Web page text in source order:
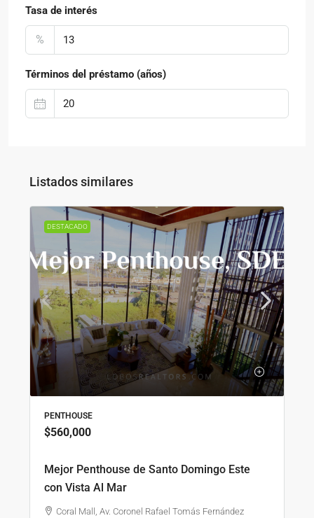
Tasa de interés
%
Términos del préstamo (años)
Listados similares
DESTACADO
PENTHOUSE
$560,000
Mejor Penthouse de Santo Domingo Este
con Vista Al Mar
Coral Mall, Av. Coronel Rafael Tomás Fernández